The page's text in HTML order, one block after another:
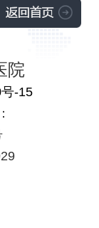
院
-15